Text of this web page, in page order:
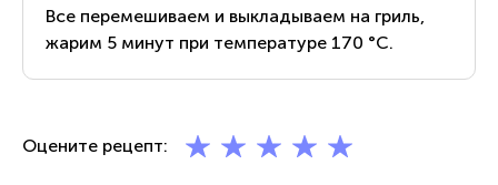
Все перемешиваем и выкладываем на гриль,
жарим 5 минут при температуре 170 °С.
Оцените рецепт: